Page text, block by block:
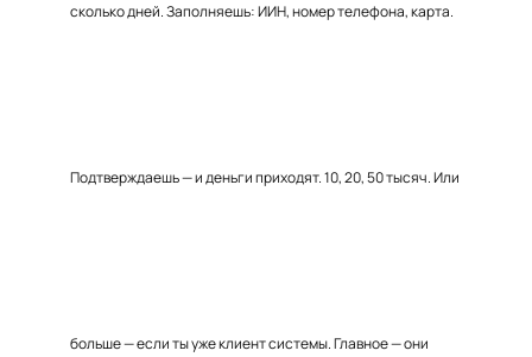
сколько дней. Заполняешь: ИИН, номер телефона, карта.
Подтверждаешь — и деньги приходят. 10, 20, 50 тысяч. Или
больше — если ты уже клиент системы. Главное — они